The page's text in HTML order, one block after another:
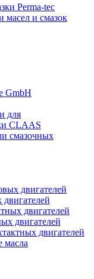
Perma-tec
масел и смазок
GmbH
для
CLAAS
смазочных
двигателей
двигателей
двигателей
двигателей
двигателей
масла